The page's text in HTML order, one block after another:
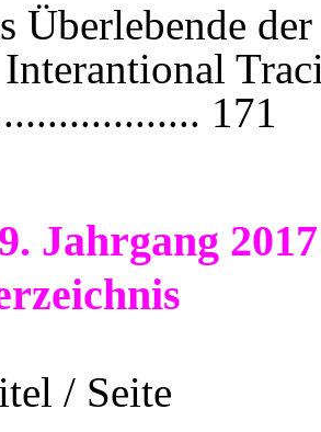
Überlebende
Interantional
171
Jahrgang
/ Seite